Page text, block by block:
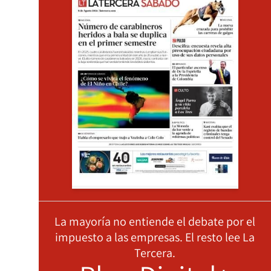
La mayoría no entiende el debate por el
impuesto a las empresas. El resto lee La
Tercera.